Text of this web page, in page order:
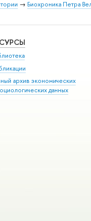
→ Биохроника Петра
архив экономических
данных